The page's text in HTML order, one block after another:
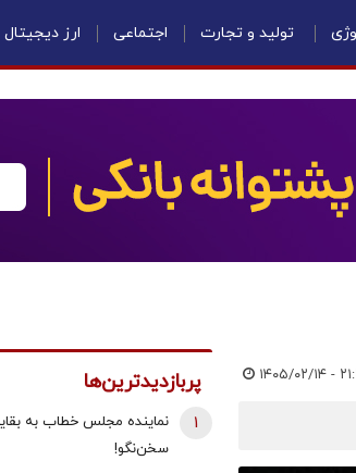
تولید و تجارت اجتماعی ارز دیجیتال
۰۲/۱۴ - ۲۱:۱۲ پربازدیدترین‌ها
نماینده مجلس خطاب به
سخن‌نگو!
1